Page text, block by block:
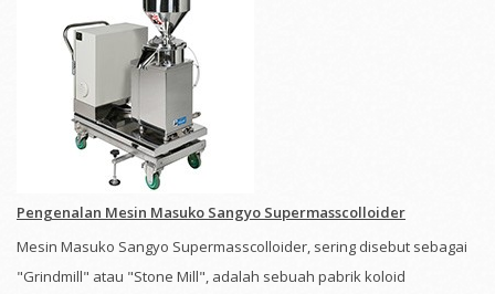
Pengenalan Mesin Masuko Sangyo Supermasscolloider
Mesin Masuko Sangyo Supermasscolloider, sering disebut sebagai
"Grindmill" atau "Stone Mill", adalah sebuah pabrik koloid